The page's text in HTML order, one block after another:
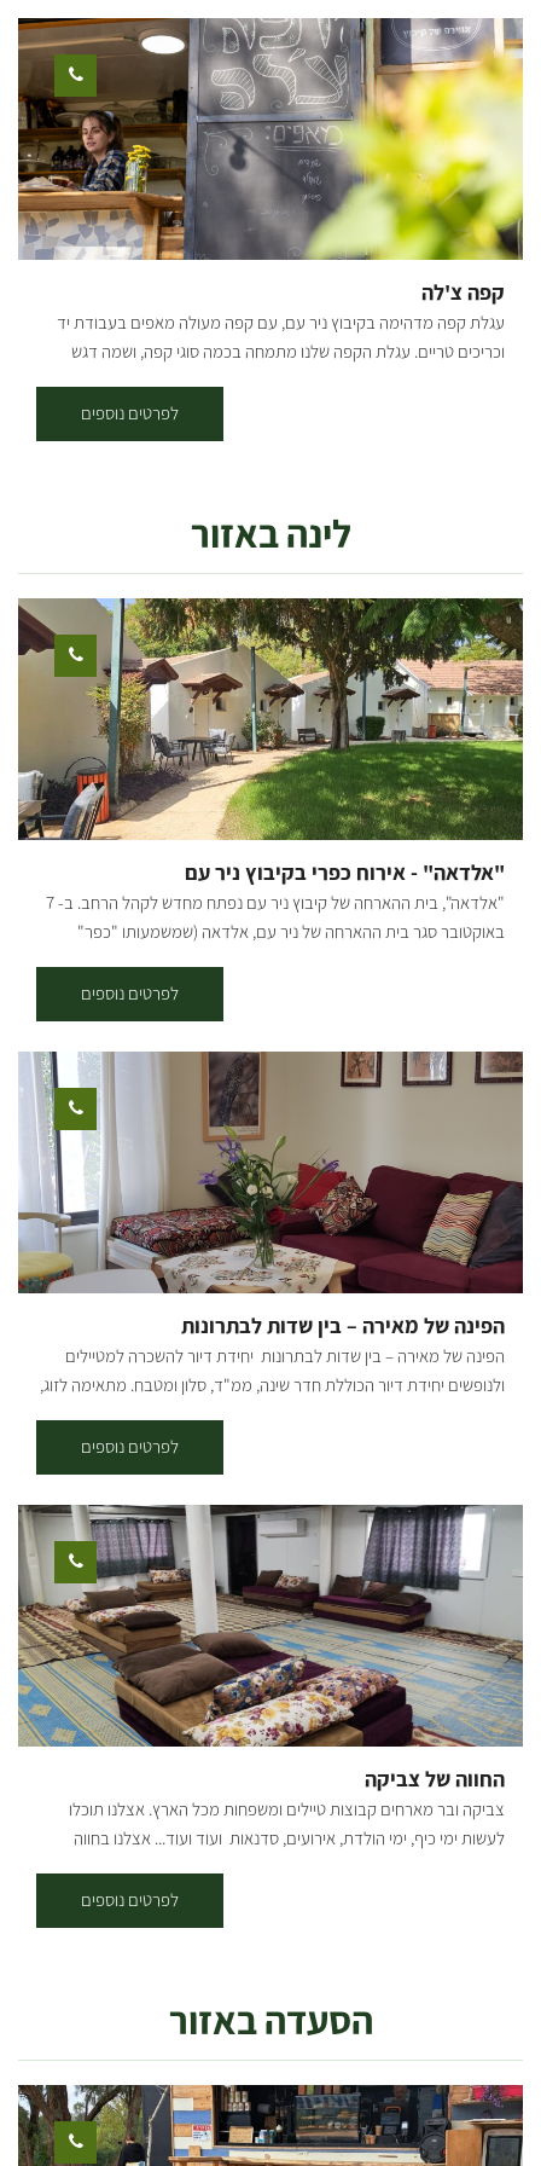
פינת קפה • צפייה בסרט מרגש באורך רבע שעה. • ביקור בתצפית ייחודית
על עזה - הנקודה האזרחית הכי קרובה שיש מול עזה, ממש מול שכונת
ש'געייה. לתצפית מיוחדת וסקירה היסטורית וביטחונית מרתקת על האזור. •
הדרכה באולם המבקרים שלנו: נחל עוז בצבעים על קירות המרכז
באמצעותם נכיר את הרעיון הקיבוצי ואת נחל עוז בפרט. הנח"ל –
מהיאחזות לישוב קבע, חדר האוכל – הלב הקיבוצי, חקלאות – התמחות
בתפוחי אדמה ועוד, הגדר – מכאן ועד הגבול. • 7.10 - נשמע את סיפור
הגבורה הייחודי שאירע בקיבוץ באירועי השבת השחורה, ביום שמחת תורה
תשפ"ד. • מפגש עם חבר/ת הקיבוץ שיספרו לנו את סיפורם האישי ועל
סדנאות בישול הקשורות לתוצרח החקלאות שלנו, כמו סדנת ג'חנון ייחודית,
סדנת מהאדמה לצלחת, סדנת התססה ועוד. 2. פעילות odt בשדות -
פעילות שנבנת בהתאמה מלאה לקבוצה שלכם. 3. סדנה להכנת לימונצ'לו
קפה צ'לה
עגלת קפה מדהימה בקיבוץ ניר עם, עם קפה מעולה מאפים בעבודת יד
וכריכים טריים. עגלת הקפה שלנו מתמחה בכמה סוגי קפה, ושמה דגש
הקולינרית שתמצאו אצלנו, תוכלו גם לחוות את השלווה שמעניק הקיבוץ
לפרטים נוספים
לינה באזור
"אלדאה" - אירוח כפרי בקיבוץ ניר עם
"אלדאה", בית ההארחה של קיבוץ ניר עם נפתח מחדש לקהל הרחב. ב- 7
באוקטובר סגר בית ההארחה של ניר עם, אלדאה (שמשמעותו "כפר"
חדרי האירוח שלנו היוו בסיס צבאי, ועד לחודש מרץ השנה אירחנו באהבה
גדולה ובחיבוק את החיילים שלנו שהגנו על הבית שלנו. בחודשים האחרונים
עבר המקום שיפוץ מקיף ששינה את פניו מקצה לקצה ועכשיו סוף סוף אחרי
כל העבודה הקשה אנחנו מוכנים לחזור ולארח אתכם אצלנו. האזורים
הציבוריים שוקמו - נסללו שבילים חדשים, נשתלו מדשאות וצמחי נוי וכל
התשתיות הוחלפו. גם החדרים עברו שידרוג ושינוי מהיסוד - החל מהגגות,
דרך תשתיות המים והחשמל, הריצוף והקרמיקות ועד לכלים הסניטריים,
הריהוט והאביזרים המשלימים. וכעת, כשהכל חדש, רענן ומלא תקווה,
"אלדאה" פותחת מחדש את שעריה לקהל הרחב. 23 החדרים מתאימים
לזוגות ולמשפחות. *אטרקציות תיירותיות בקרבת הקיבוץ - גרין פאב,
ארגמן, קפה צ'לה, חץ שחור, מצפור סיבוני ועוד כל מה שיש לנו פה בסביבה.
ids="32232,32230,32228,32226,32224,32222,32220,32218,32216,32
198,32200,32202,32204,32206,32208,32210,32212,32214,32196,321
94,32192,32190,32186,32184,32182" orderby="rand"]
לפרטים נוספים
הפינה של מאירה – בין שדות לבתרונות
הפינה של מאירה – בין שדות לבתרונות יחידת דיור להשכרה למטיילים
ולנופשים יחידת דיור הכוללת חדר שינה, ממ"ד, סלון ומטבח. מתאימה לזוג,
שוקדה ושדות הכלניות של שמורת נחל הבשור. הנוף הירוק המנוקד בשלל
צבעים, מזמין ומרתק בתקופת דרום אדום ובכל ימות השנה. האזור מזמין
לטיולי מדבר, נוף כפרי, מסלולי אופנים וסיורים הסטורים המספרים את
סיפור ההתיישבות בחבל הארץ הדרומי. מכאן ניתן לצאת לטיולי כוכב
במרחב הנגב המערבי. לאורחינו מסלולי טיול מודרכים, מפות מסומנות
למסלולי רכיבה על אופניים, טיולים ברכב או ברגל. מפלסים נמצאת
במרחק 15 דקות נסיעה לחוף זיקים, 20 דקות נסיעה לאשקלון וכ- 35 דקות
נסיעה לבאר שבע. סיור מודרך ע"י מדריך בכיר (בתיאום מראש) באתרי
הנגב המערבי כמו: "חץ שחור", סיור ב"בית הבטחון" של קיבוץ סעד וסיור
במגדל המים של קיבוץ בארות יצחק ועוד. כמו כן האזור משופע באומנים
העוסקים ביצירה בקרמיקה, עץ, סיורים קולינריים בשדרות והסביבה. ימים
משעה 15:00 יציאה במוצ"ש עד 21:00, יציאה ביום ראשון – עד 11:00.
לפרטים נוספים
החווה של צביקה
צביקה ובר מארחים קבוצות טיילים ומשפחות מכל הארץ. אצלנו תוכלו
לעשות ימי כיף, ימי הולדת, אירועים, סדנאות ועוד ועוד... אצלנו בחווה
אחד. החאנים ממוזגים ומאובזרים במחצלות שטיחים מזרונים וכריות. בחווה
יש בריכה גדולה המשקיפה לנוף עוצר נשימה! המקלחות והשירותים
פלנצ'ה, מיקרוגל, כריים וכל כלי המטבח הנדרשים לבישול עצמי. בחווה יש
בריכה גדולה המשקיפה לנוף עוצר נשימה! בנוסף, ניתן גם להזמין ארוחות
וגיבוש. *האירוח בתיאום מראש למינימום 10 אנשים.
לפרטים נוספים
הסעדה באזור